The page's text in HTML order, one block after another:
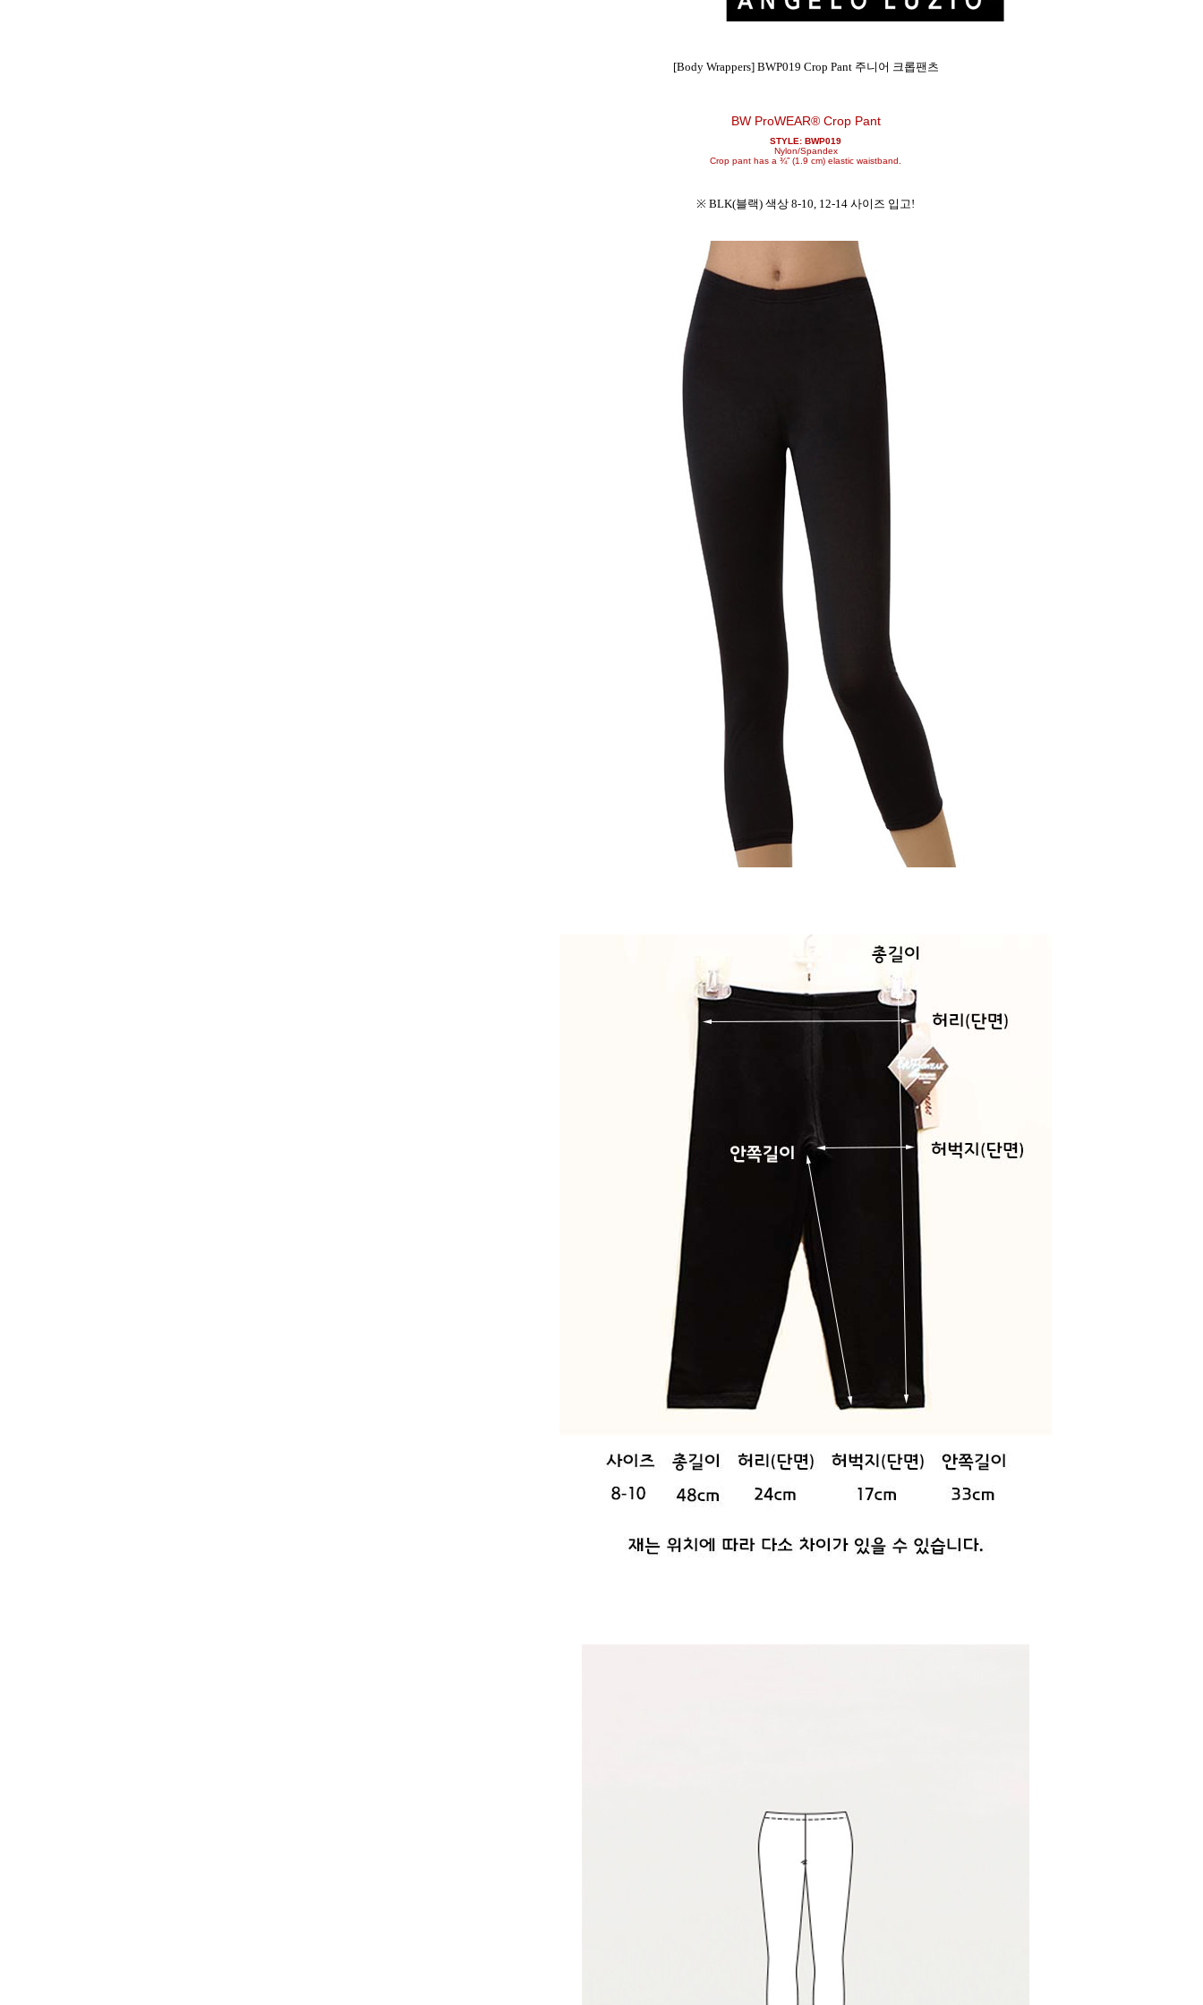
[Body Wrappers] BWP019 Crop Pant 주니어 크롭팬츠
BW ProWEAR® Crop Pant
STYLE: BWP019
Nylon/Spandex
Crop pant has a ¾” (1.9 cm) elastic waistband.
※ BLK(블랙) 색상 8-10, 12-14 사이즈 입고!